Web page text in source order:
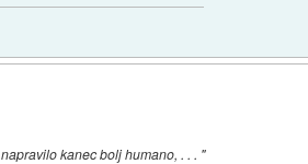
kanec bolj humano, . . . "